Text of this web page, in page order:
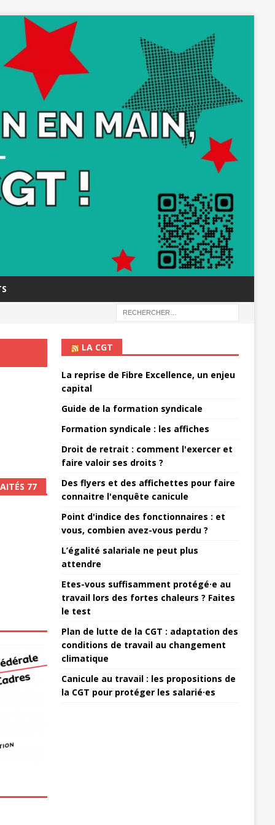
77
LA CGT
La reprise de Fibre Excellence, un enjeu
capital
Guide de la formation syndicale
Formation syndicale : les affiches
Droit de retrait : comment l'exercer et
faire valoir ses droits ?
Des flyers et des affichettes pour faire
connaitre l'enquête canicule
Point d'indice des fonctionnaires : et
vous, combien avez-vous perdu ?
L’égalité salariale ne peut plus
attendre
Etes-vous suffisamment protégé·e au
travail lors des fortes chaleurs ? Faites
le test
Plan de lutte de la CGT : adaptation des
conditions de travail au changement
climatique
Canicule au travail : les propositions de
la CGT pour protéger les salarié·es